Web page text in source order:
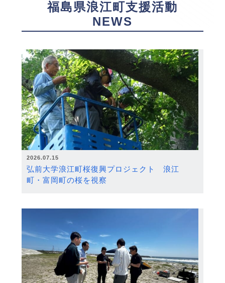
福島県浪江町支援活動
NEWS
2026.07.15
弘前大学浪江町桜復興プロジェクト 浪江
町・富岡町の桜を視察